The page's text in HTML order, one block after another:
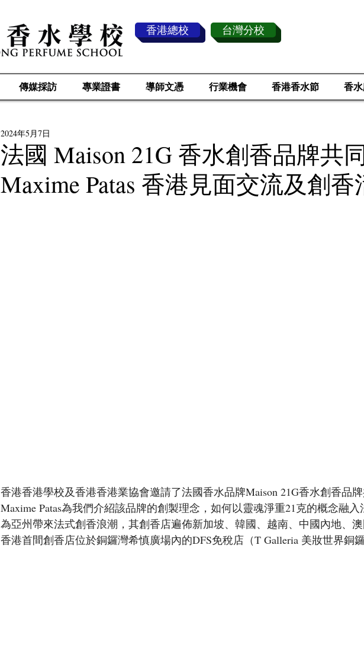
香港總校 台灣分校
傳媒採訪 專業證書 導師文憑 行業機會 香港香水節 香
法國 Maison 21G 香水創香品牌共
Maxime Patas 香港見面交流及創香
2024年5月7日
香港香港學校及香港香港業協會邀請了法國香水品牌Maison 21G香水創香品
Maxime Patas為我們介紹該品牌的創製理念，如何以靈魂淨重21克的概念融入
為亞州帶來法式創香浪潮，其創香店遍佈新加坡、韓國、越南、中國內地、
香港首間創香店位於銅鑼灣希慎廣場內的DFS免稅店（T Galleria 美妝世界銅鑼